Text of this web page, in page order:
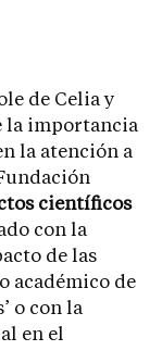
de Celia y
la importancia
la atención a
científicos
con la
de las
académico de
o con la
en el